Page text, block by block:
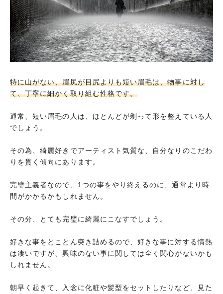
全く手入れしていない、毛が長い太い眉毛
2本の眉毛が繋がっている
細くて、綺麗に整えられた眉毛
2本の眉毛の間が広く空いている眉毛
目頭から目尻に向けて下がっている眉毛
まとめ
特に山がない、眉尻が目尻よりも短い眉毛は、物事に対し
て、丁寧に細かく取り組む性格です。
通常、短い眉毛の人は、ほとんどが剃って形を整えている人
でしょう。
その為、綺麗好きでアーティスト気質な、自分なりのこだわ
りを貫く傾向にあります。
完璧主義者なので、1つの事をやり終えるのに、通常より時
間がかかるかもしれません。
その分、とても完璧に綺麗にこなすでしょう。
好きな事をとことん突き詰めるので、好きな事に対する情熱
は凄いですが、興味のない事に関しては全く関心がないかも
しれません。
朝早く起きて、入念に化粧や髪型をセットしたりなど、見た